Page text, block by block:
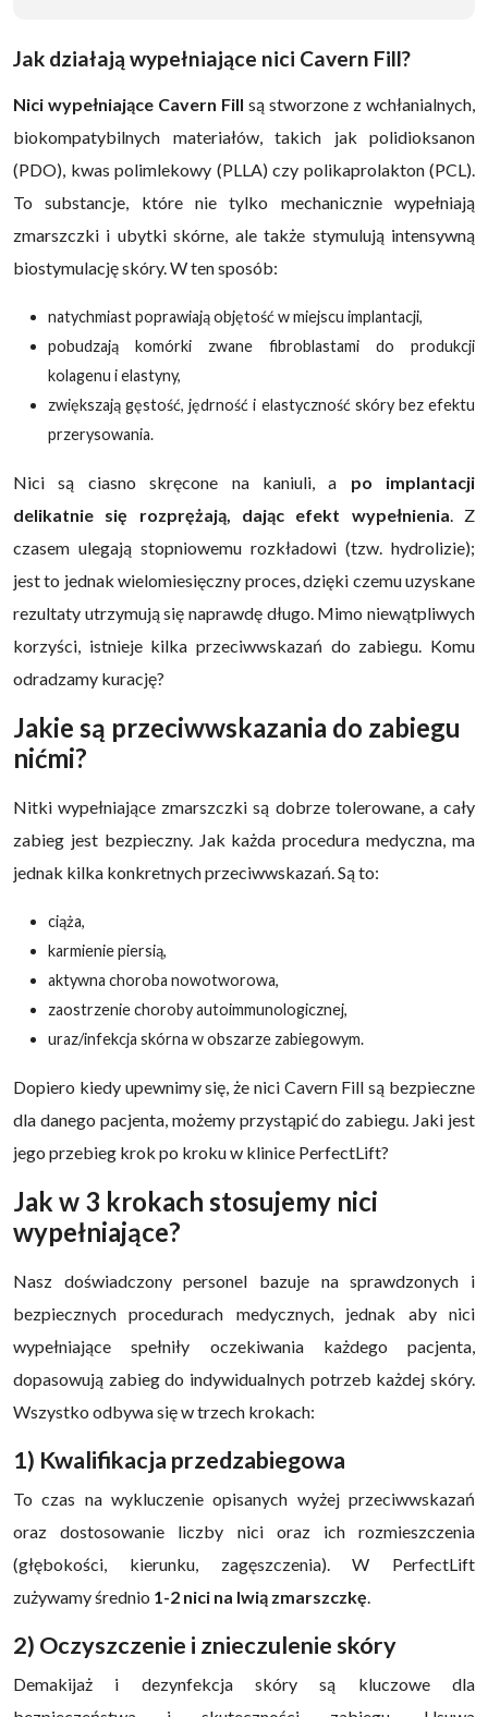
Jak działają wypełniające nici Cavern Fill?
Nici wypełniające Cavern Fill są stworzone z wchłanialnych,
biokompatybilnych materiałów, takich jak polidioksanon
(PDO), kwas polimlekowy (PLLA) czy polikaprolakton (PCL).
To substancje, które nie tylko mechanicznie wypełniają
zmarszczki i ubytki skórne, ale także stymulują intensywną
biostymulację skóry. W ten sposób:
natychmiast poprawiają objętość w miejscu implantacji,
pobudzają komórki zwane fibroblastami do produkcji
kolagenu i elastyny,
zwiększają gęstość, jędrność i elastyczność skóry bez efektu
przerysowania.
Nici są ciasno skręcone na kaniuli, a po implantacji
delikatnie się rozprężają, dając efekt wypełnienia. Z
czasem ulegają stopniowemu rozkładowi (tzw. hydrolizie);
jest to jednak wielomiesięczny proces, dzięki czemu uzyskane
rezultaty utrzymują się naprawdę długo. Mimo niewątpliwych
korzyści, istnieje kilka przeciwwskazań do zabiegu. Komu
odradzamy kurację?
Jakie są przeciwwskazania do zabiegu
nićmi?
Nitki wypełniające zmarszczki są dobrze tolerowane, a cały
zabieg jest bezpieczny. Jak każda procedura medyczna, ma
jednak kilka konkretnych przeciwwskazań. Są to:
ciąża,
karmienie piersią,
aktywna choroba nowotworowa,
zaostrzenie choroby autoimmunologicznej,
uraz/infekcja skórna w obszarze zabiegowym.
Dopiero kiedy upewnimy się, że nici Cavern Fill są bezpieczne
dla danego pacjenta, możemy przystąpić do zabiegu. Jaki jest
jego przebieg krok po kroku w klinice PerfectLift?
Jak w 3 krokach stosujemy nici
wypełniające?
Nasz doświadczony personel bazuje na sprawdzonych i
bezpiecznych procedurach medycznych, jednak aby nici
wypełniające spełniły oczekiwania każdego pacjenta,
dopasowują zabieg do indywidualnych potrzeb każdej skóry.
Wszystko odbywa się w trzech krokach:
1) Kwalifikacja przedzabiegowa
To czas na wykluczenie opisanych wyżej przeciwwskazań
oraz dostosowanie liczby nici oraz ich rozmieszczenia
(głębokości, kierunku, zagęszczenia). W PerfectLift
zużywamy średnio 1-2 nici na lwią zmarszczkę.
2) Oczyszczenie i znieczulenie skóry
Demakijaż i dezynfekcja skóry są kluczowe dla